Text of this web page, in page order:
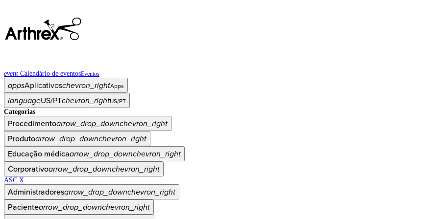
event Calendário de eventosEventos
appsAplicativoschevron_rightApps
languageUS/PTchevron_rightUS/PT
Categorias
Procedimentoarrow_drop_downchevron_right
Produtoarrow_drop_downchevron_right
Educação médicaarrow_drop_downchevron_right
Corporativoarrow_drop_downchevron_right
ASC X
Administradoresarrow_drop_downchevron_right
Pacientearrow_drop_downchevron_right